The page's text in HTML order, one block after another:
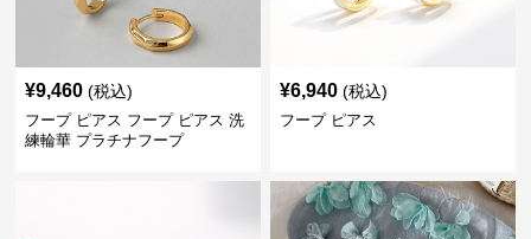
¥9,460 (税込)
フープ ピアス フープ ピアス 洗
練輪華 プラチナフープ
¥6,940 (税込)
フープ ピアス